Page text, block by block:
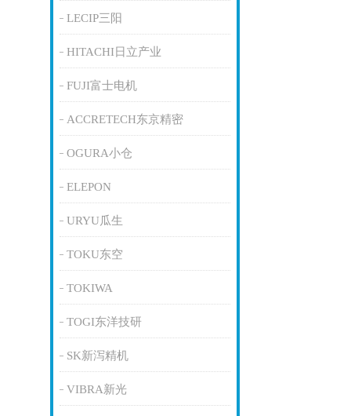
LECIP三阳
HITACHI日立产业
FUJI富士电机
ACCRETECH东京精密
OGURA小仓
ELEPON
URYU瓜生
TOKU东空
TOKIWA
TOGI东洋技研
SK新泻精机
VIBRA新光